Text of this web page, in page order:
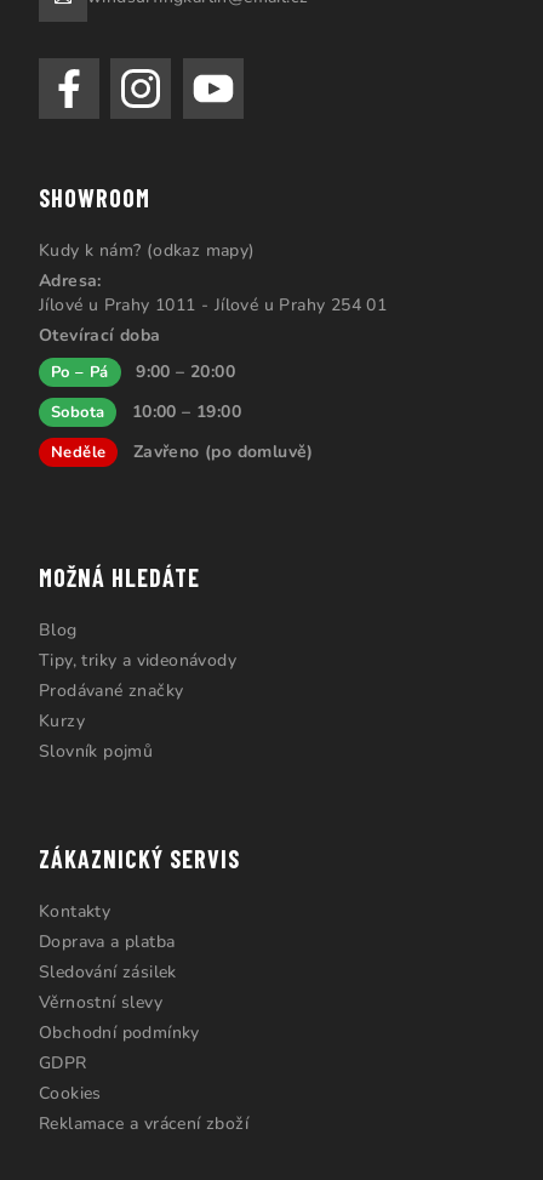
SHOWROOM
Kudy k nám? (odkaz mapy)
Adresa:
Jílové u Prahy 1011 - Jílové u Prahy 254 01
Otevírací doba
Po – Pá 9:00 – 20:00
Sobota 10:00 – 19:00
Neděle Zavřeno (po domluvě)
MOŽNÁ HLEDÁTE
Blog
Tipy, triky a videonávody
Prodávané značky
Kurzy
Slovník pojmů
ZÁKAZNICKÝ SERVIS
Kontakty
Doprava a platba
Sledování zásilek
Věrnostní slevy
Obchodní podmínky
GDPR
Cookies
Reklamace a vrácení zboží